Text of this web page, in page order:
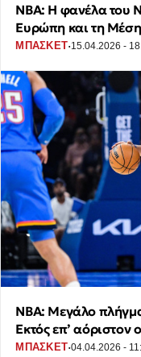
ΝΒΑ: Η φανέλα του
Ευρώπη και τη
ΜΠΑΣΚΕΤ·15.04.2026 -
NBA: Μεγάλο
Εκτός επ’ αόριστον
ΜΠΑΣΚΕΤ·04.04.2026 -